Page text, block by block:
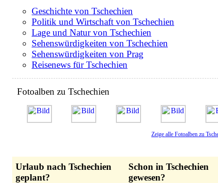
Geschichte von Tschechien
Politik und Wirtschaft von Tschechien
Lage und Natur von Tschechien
Sehenswürdigkeiten von Tschechien
Sehenswürdigkeiten von Prag
Reisenews für Tschechien
Fotoalben zu Tschechien
Zeige alle Fotoalben zu
Urlaub nach Tschechien
geplant?
Schon in Tschechien
gewesen?